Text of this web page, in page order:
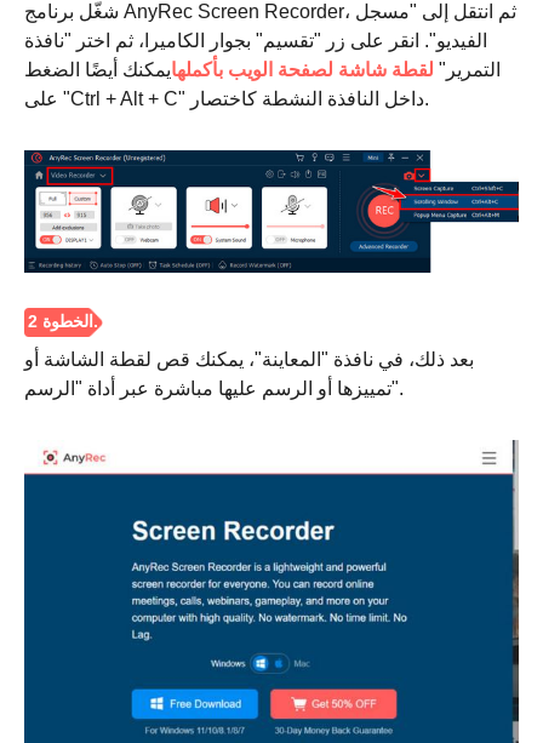
شغّل برنامج AnyRec Screen Recorder، ثم انتقل إلى "مسجل
الفيديو". انقر على زر "تقسيم" بجوار الكاميرا، ثم اختر "نافذة
التمرير" لقطة شاشة لصفحة الويب بأكملهايمكنك أيضًا الضغط
على "Ctrl + Alt + C" داخل النافذة النشطة كاختصار.
بعد ذلك، في نافذة "المعاينة"، يمكنك قص لقطة الشاشة أو
تمييزها أو الرسم عليها مباشرة عبر أداة "الرسم".